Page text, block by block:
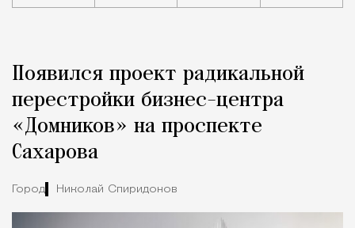
Город
Появился проект радикальной
перестройки бизнес-центра
«Домников» на проспекте
Сахарова
Город Николай Спиридонов